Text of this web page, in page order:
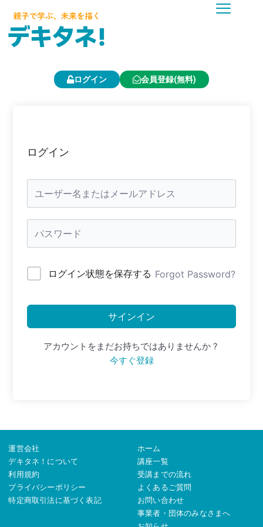
ログイン 会員登録(無料)
ログイン
ログイン状態を保存する Forgot Password?
サインイン
アカウントをまだお持ちではありませんか ?
今すぐ登録
運営会社
デキタネ！について
利用規約
プライバシーポリシー
特定商取引法に基づく表記
ホーム
講座一覧
受講までの流れ
よくあるご質問
お問い合わせ
事業者・団体のみなさまへ